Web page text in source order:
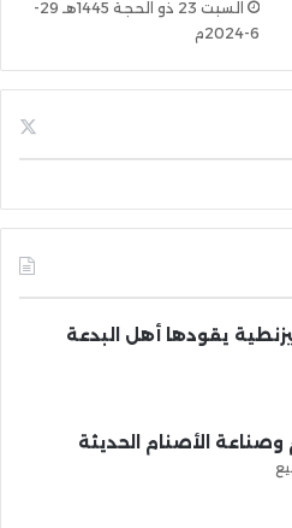
السبت 23 ذو الحجة 1445هـ 29-
6-2024م
يقودها أهل البدعة
وصناعة الأصنام الحديثة